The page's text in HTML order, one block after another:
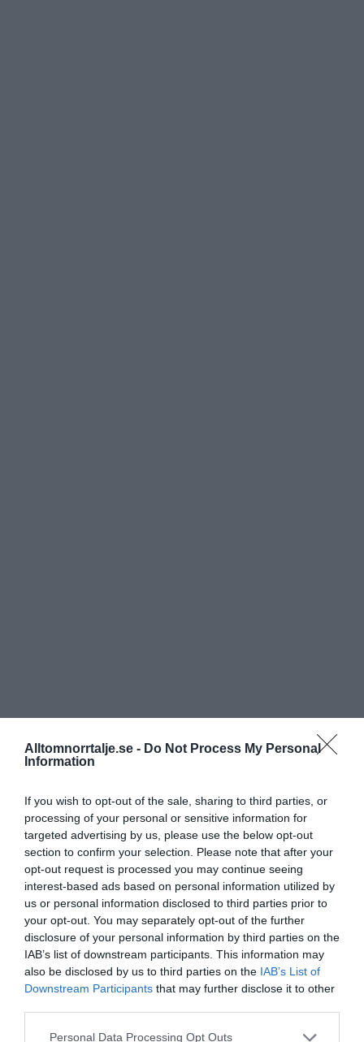
Alltomnorrtalje.se - Do Not Process My Personal
Information
If you wish to opt-out of the sale, sharing to third parties, or
processing of your personal or sensitive information for
targeted advertising by us, please use the below opt-out
section to confirm your selection. Please note that after your
opt-out request is processed you may continue seeing
interest-based ads based on personal information utilized by
us or personal information disclosed to third parties prior to
your opt-out. You may separately opt-out of the further
disclosure of your personal information by third parties on the
IAB’s list of downstream participants. This information may
also be disclosed by us to third parties on the IAB’s List of
Downstream Participants that may further disclose it to other
Personal Data Processing Opt Outs